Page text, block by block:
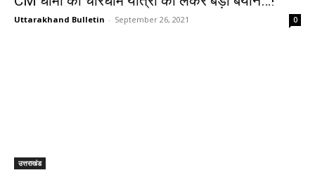
Uttarakhand Bulletin - September 26, 2021 0
उत्तराखंड